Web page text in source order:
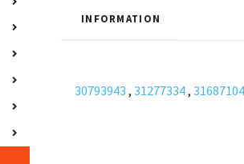
INFORMATION
30793943 , 31277334, 31687104